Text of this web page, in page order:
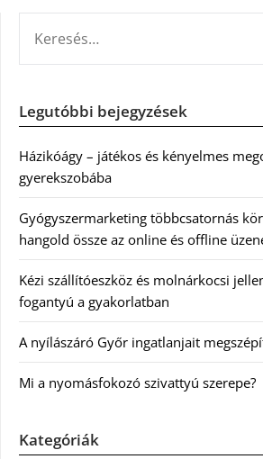
Legutóbbi bejegyzések
Házikóágy – játékos és kényelmes
gyerekszobába
Gyógyszermarketing többcsatornás
hangold össze az online és offline
Kézi szállítóeszköz és molnárkocsi
fogantyú a gyakorlatban
A nyílászáró Győr ingatlanjait
Mi a nyomásfokozó szivattyú szerepe?
Kategóriák